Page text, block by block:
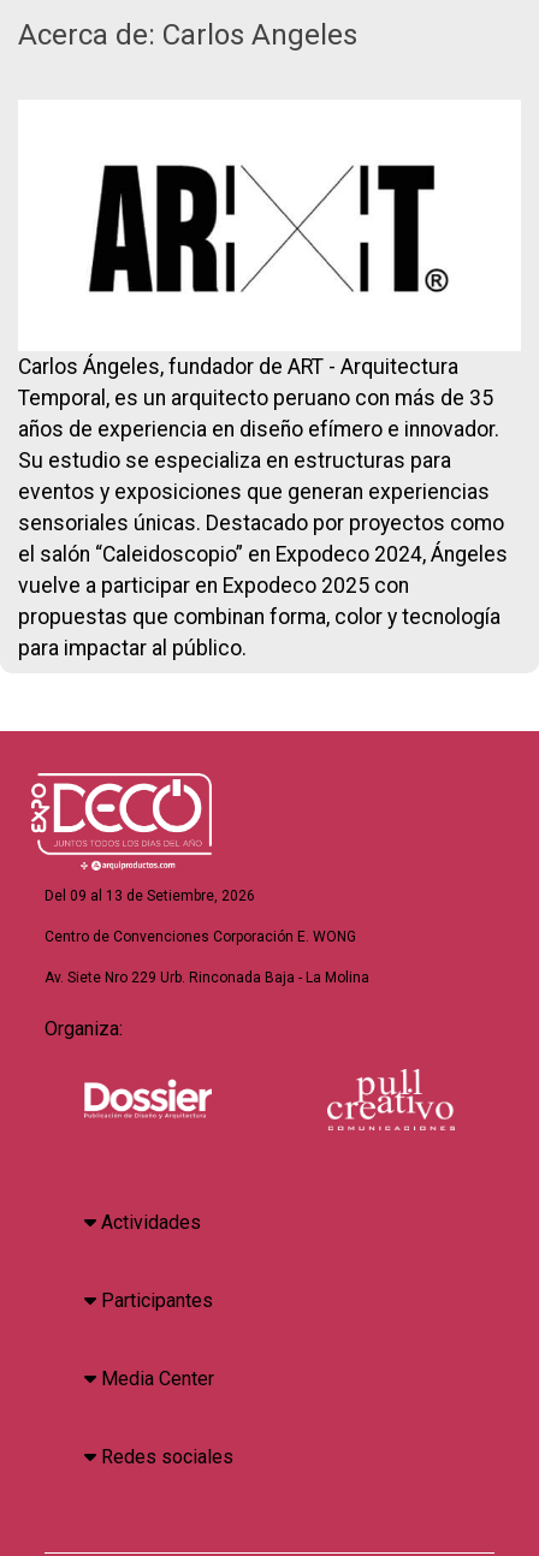
Acerca de: Carlos Angeles
Carlos Ángeles, fundador de ART - Arquitectura
Temporal, es un arquitecto peruano con más de 35
años de experiencia en diseño efímero e innovador.
Su estudio se especializa en estructuras para
eventos y exposiciones que generan experiencias
sensoriales únicas. Destacado por proyectos como
el salón “Caleidoscopio” en Expodeco 2024, Ángeles
vuelve a participar en Expodeco 2025 con
propuestas que combinan forma, color y tecnología
para impactar al público.
Del 09 al 13 de Setiembre, 2026
Centro de Convenciones Corporación E. WONG
Av. Siete Nro 229 Urb. Rinconada Baja - La Molina
Organiza:
Actividades
Participantes
Media Center
Redes sociales